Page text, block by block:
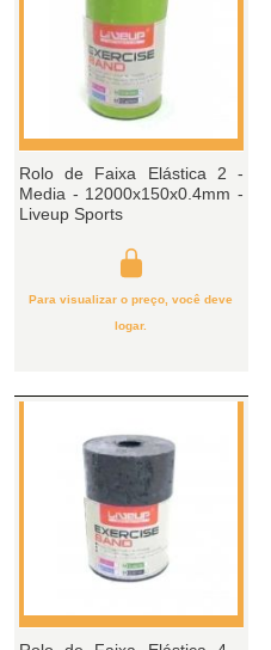
Rolo de Faixa Elástica 2 -
Media - 12000x150x0.4mm -
Liveup Sports
Para visualizar o preço, você deve
logar.